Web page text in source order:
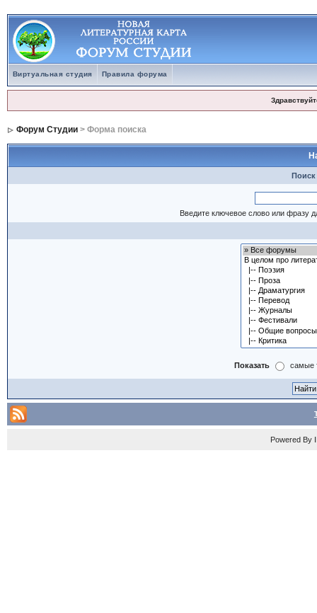
Виртуальная студия Правила форума
Форум Студии> Форма поиска
Введите ключевое слово или фразу
Показать самые
Powered By